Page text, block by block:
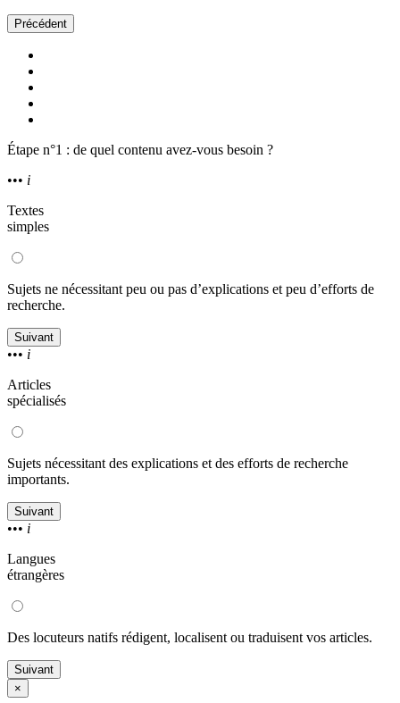
Précédent
Étape n°1 : de quel contenu avez-vous besoin ?
••• i
Textes
simples
Sujets ne nécessitant peu ou pas d’explications et peu d’efforts de
recherche.
Suivant
••• i
Articles
spécialisés
Sujets nécessitant des explications et des efforts de recherche
importants.
Suivant
••• i
Langues
étrangères
Des locuteurs natifs rédigent, localisent ou traduisent vos articles.
Suivant
×